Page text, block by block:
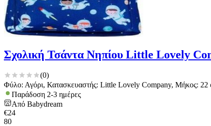
Σχολική Τσάντα Νηπίου Little Lovely
(0)
Φύλο: Αγόρι, Κατασκευαστής: Little Lovely Company, Μήκος: 22
Παράδοση 2-3 ημέρες
Από Babydream
€24
80